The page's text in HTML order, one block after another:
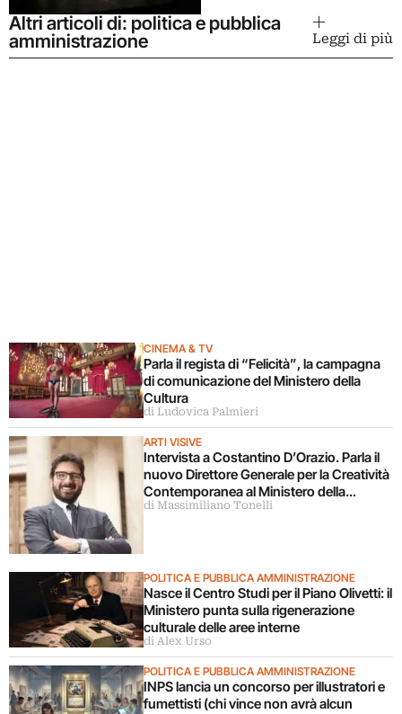
Altri articoli di: politica e pubblica
amministrazione
Leggi di più
CINEMA & TV
Parla il regista di “Felicità”, la campagna
di comunicazione del Ministero della
Cultura
di Ludovica Palmieri
ARTI VISIVE
Intervista a Costantino D’Orazio. Parla il
nuovo Direttore Generale per la Creatività
Contemporanea al Ministero della
Cultura
di Massimiliano Tonelli
POLITICA E PUBBLICA AMMINISTRAZIONE
Nasce il Centro Studi per il Piano Olivetti: il
Ministero punta sulla rigenerazione
culturale delle aree interne
di Alex Urso
POLITICA E PUBBLICA AMMINISTRAZIONE
INPS lancia un concorso per illustratori e
fumettisti (chi vince non avrà alcun